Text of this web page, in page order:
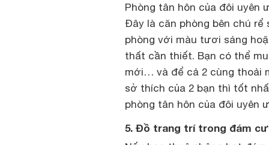
Phòng tân hôn của đôi uyên
Đây là căn phòng bên chú rể
phòng với màu tươi sáng
thất cần thiết. Bạn có thể
mới… và để cả 2 cùng thoải
sở thích của 2 bạn thì tốt
phòng tân hôn của đôi uyên
5. Đồ trang trí trong đám